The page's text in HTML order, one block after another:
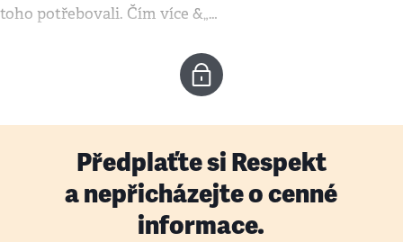
toho potřebovali. Čím více &„…
Předplaťte si Respekt
a nepřicházejte o cenné
informace.